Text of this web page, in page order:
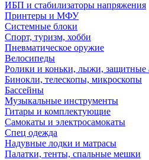
ИБП и стабилизаторы напряжения
Принтеры и МФУ
Системные блоки
Спорт, туризм, хобби
Пневматическое оружие
Велосипеды
Ролики и коньки, лыжи, защитные
Бинокли, телескопы, микроскопы
Бассейны
Музыкальные инструменты
Гитары и комплектующие
Самокаты и электросамокаты
Спец одежда
Надувные лодки и матрасы
Палатки, тенты, спальные мешки